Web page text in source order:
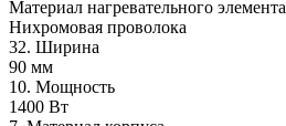
Материал нагревательного элемента
Нихромовая проволока
32. Ширина
90 мм
10. Мощность
1400 Вт